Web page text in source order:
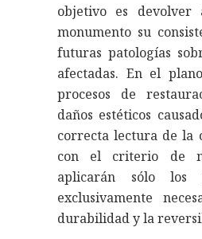
objetivo es
monumento su
futuras patologías
afectadas. En el
procesos de
daños estéticos
correcta lectura de la
con el criterio de
aplicarán sólo los
exclusivamente
durabilidad y la